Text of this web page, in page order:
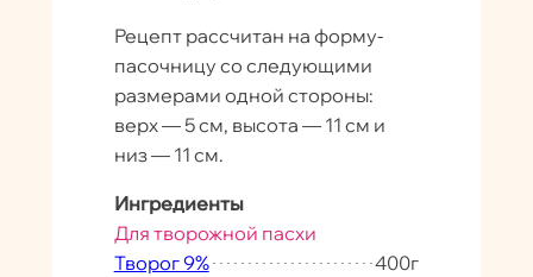
Рецепт рассчитан на форму-
пасочницу со следующими
размерами одной стороны:
верх — 5 см, высота — 11 см и
низ — 11 см.
Ингредиенты
Для творожной пасхи
Творог 9%
400г